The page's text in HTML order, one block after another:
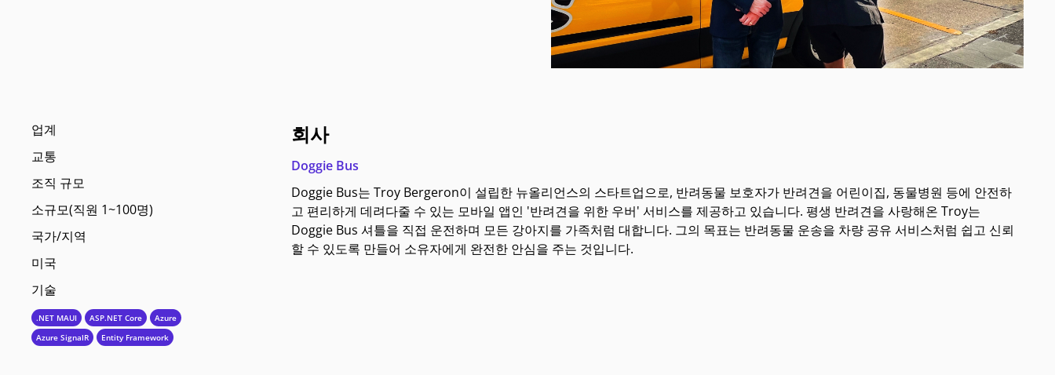
업계
교통
조직 규모
소규모(직원 1~100명)
국가/지역
미국
기술
.NET MAUI ASP.NET Core
Azure
Azure SignalR
Entity Framework
회사
Doggie Bus
Doggie Bus는 Troy Bergeron이 설립한 뉴올리언스의 스타트업으로, 반려동물 보호자가 반려견을 어린이집, 동물병원 등에 안전하
고 편리하게 데려다줄 수 있는 모바일 앱인 '반려견을 위한 우버' 서비스를 제공하고 있습니다. 평생 반려견을 사랑해온 Troy는
Doggie Bus 셔틀을 직접 운전하며 모든 강아지를 가족처럼 대합니다. 그의 목표는 반려동물 운송을 차량 공유 서비스처럼 쉽고 신뢰
할 수 있도록 만들어 소유자에게 완전한 안심을 주는 것입니다.